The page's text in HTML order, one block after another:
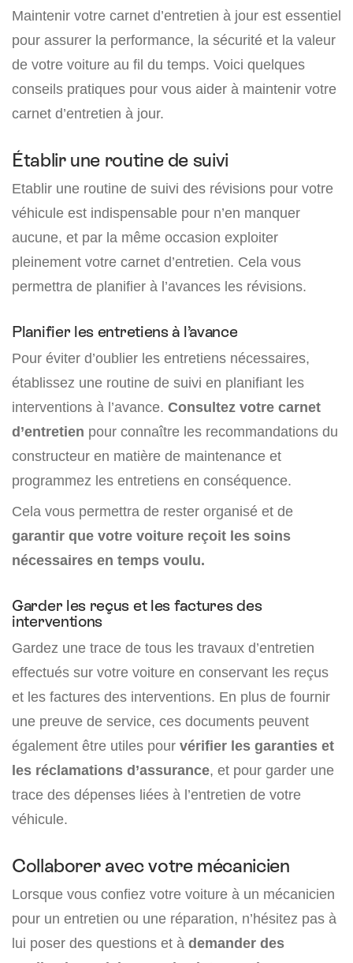
Maintenir votre carnet d’entretien à jour est essentiel
pour assurer la performance, la sécurité et la valeur
de votre voiture au fil du temps. Voici quelques
conseils pratiques pour vous aider à maintenir votre
carnet d’entretien à jour.
Établir une routine de suivi
Etablir une routine de suivi des révisions pour votre
véhicule est indispensable pour n’en manquer
aucune, et par la même occasion exploiter
pleinement votre carnet d’entretien. Cela vous
permettra de planifier à l’avances les révisions.
Planifier les entretiens à l’avance
Pour éviter d’oublier les entretiens nécessaires,
établissez une routine de suivi en planifiant les
interventions à l’avance. Consultez votre carnet
d’entretien pour connaître les recommandations du
constructeur en matière de maintenance et
programmez les entretiens en conséquence.
Cela vous permettra de rester organisé et de
garantir que votre voiture reçoit les soins
nécessaires en temps voulu.
Garder les reçus et les factures des
interventions
Gardez une trace de tous les travaux d’entretien
effectués sur votre voiture en conservant les reçus
et les factures des interventions. En plus de fournir
une preuve de service, ces documents peuvent
également être utiles pour vérifier les garanties et
les réclamations d’assurance, et pour garder une
trace des dépenses liées à l’entretien de votre
véhicule.
Collaborer avec votre mécanicien
Lorsque vous confiez votre voiture à un mécanicien
pour un entretien ou une réparation, n’hésitez pas à
lui poser des questions et à demander des